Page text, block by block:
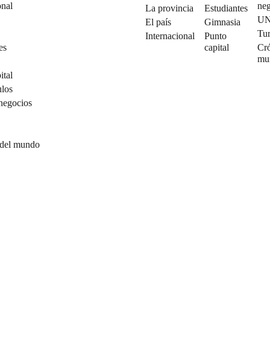
mundo
La provincia
El país
Internacional
Estudiantes
Gimnasia
Punto
capital